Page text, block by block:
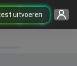
uitvoeren